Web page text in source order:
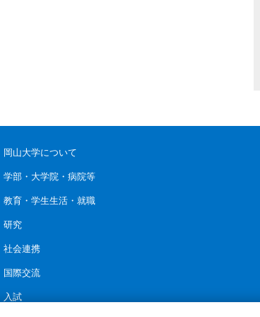
岡山大学について
学部・大学院・病院等
教育・学生生活・就職
研究
社会連携
国際交流
入試